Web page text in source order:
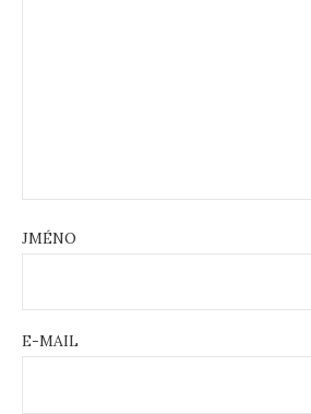
JMÉNO
E-MAIL